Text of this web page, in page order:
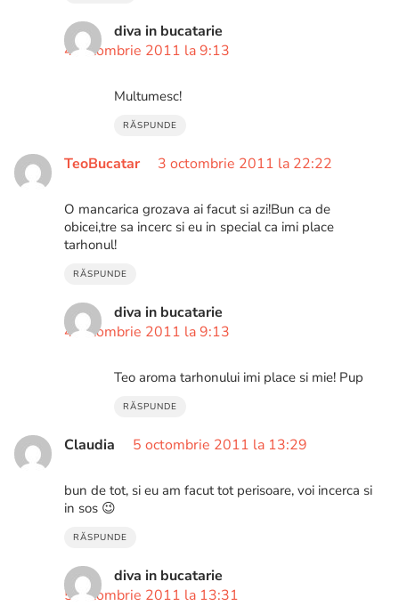
diva in bucatarie
4 octombrie 2011 la 9:13
Multumesc!
RĂSPUNDE
TeoBucatar 3 octombrie 2011 la 22:22
O mancarica grozava ai facut si azi!Bun ca de
obicei,tre sa incerc si eu in special ca imi place
tarhonul!
RĂSPUNDE
diva in bucatarie
4 octombrie 2011 la 9:13
Teo aroma tarhonului imi place si mie! Pup
RĂSPUNDE
Claudia 5 octombrie 2011 la 13:29
bun de tot, si eu am facut tot perisoare, voi incerca si
in sos 😉
RĂSPUNDE
diva in bucatarie
5 octombrie 2011 la 13:31